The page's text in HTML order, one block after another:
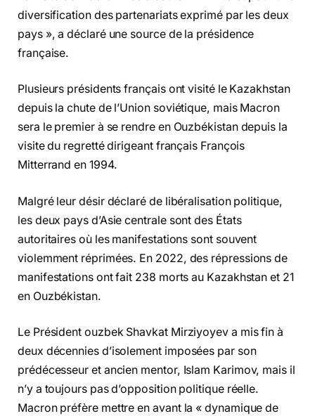
diversification des partenariats exprimé par les deux
pays », a déclaré une source de la présidence
française.
Plusieurs présidents français ont visité le Kazakhstan
depuis la chute de l’Union soviétique, mais Macron
sera le premier à se rendre en Ouzbékistan depuis la
visite du regretté dirigeant français François
Mitterrand en 1994.
Malgré leur désir déclaré de libéralisation politique,
les deux pays d’Asie centrale sont des États
autoritaires où les manifestations sont souvent
violemment réprimées. En 2022, des répressions de
manifestations ont fait 238 morts au Kazakhstan et 21
en Ouzbékistan.
Le Président ouzbek Shavkat Mirziyoyev a mis fin à
deux décennies d’isolement imposées par son
prédécesseur et ancien mentor, Islam Karimov, mais il
n’y a toujours pas d’opposition politique réelle.
Macron préfère mettre en avant la « dynamique de